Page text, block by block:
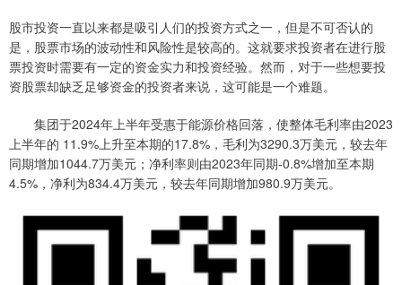
股市投资一直以来都是吸引人们的投资方式之一，但是不可否认的
是，股票市场的波动性和风险性是较高的。这就要求投资者在进行股
票投资时需要有一定的资金实力和投资经验。然而，对于一些想要投
资股票却缺乏足够资金的投资者来说，这可能是一个难题。
集团于2024年上半年受惠于能源价格回落，使整体毛利率由2023
上半年的 11.9%上升至本期的17.8%，毛利为3290.3万美元，较去年
同期增加1044.7万美元；净利率则由2023年同期-0.8%增加至本期
4.5%，净利为834.4万美元，较去年同期增加980.9万美元。